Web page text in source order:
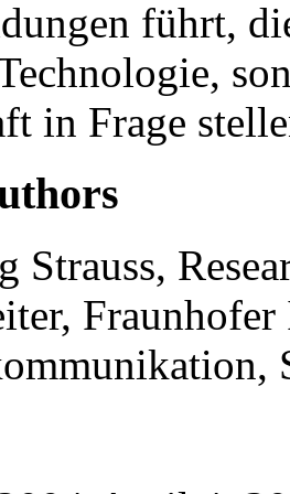
führt,
in Frage
Strauss,